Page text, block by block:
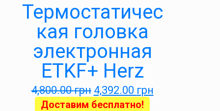
Термостатичес
кая головка
электронная
ETKF+ Herz
4,800.00грн 4,392.00 грн
Доставим бесплатно!